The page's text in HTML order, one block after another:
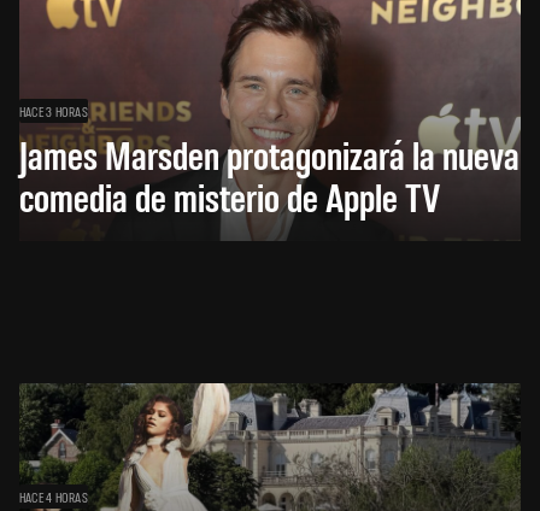
HACE 3 HORAS
James Marsden protagonizará la nueva
comedia de misterio de Apple TV
HACE 4 HORAS